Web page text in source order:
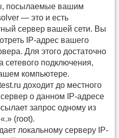
посылаемые вашим
— это и есть
сервер вашей сети. Вы
IP-адрес вашего
Для этого достаточно
сетевого подключения,
компьютере.
доходит до местного
о данном IP-адресе
запрос одному из
(root).
локальному серверу IP-